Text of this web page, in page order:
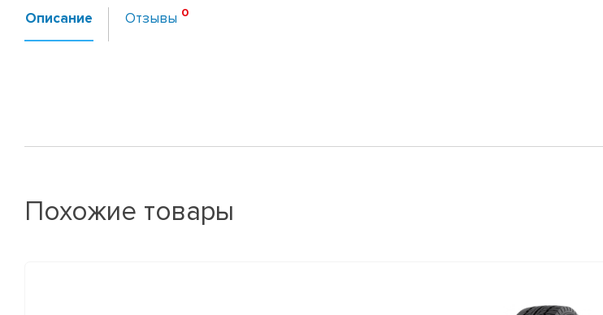
Описание Отзывы
Похожие товары